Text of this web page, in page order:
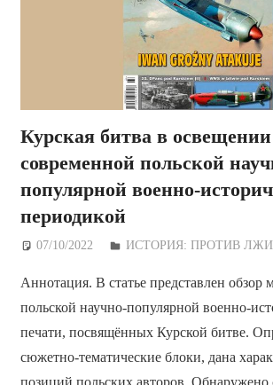
Курская битва в освещении
современной польской
популярной военно-
периодикой
07/10/2022 Дежурный по Редакции
ИСТОРИЯ: ПРОТИВ ЛЖИ
Аннотация. В статье представлен обзор
польской научно-популярной военно-
печати, посвящённых Курской битве.
сюжетно-тематические блоки, дана
позиций польских авторов. Обнаружено